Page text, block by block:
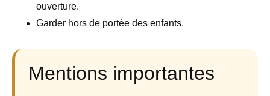
ouverture.
Garder hors de portée des enfants.
Mentions importantes